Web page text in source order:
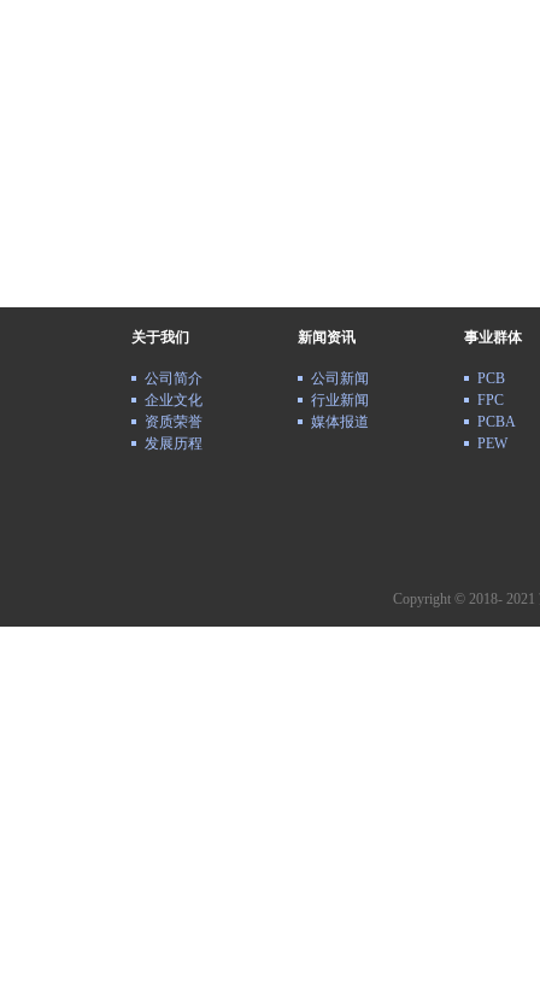
关于我们
公司简介
企业文化
资质荣誉
发展历程
新闻资讯
公司新闻
行业新闻
媒体报道
事业群体
PCB
FPC
PCBA
PEW
Copyright © 2018-